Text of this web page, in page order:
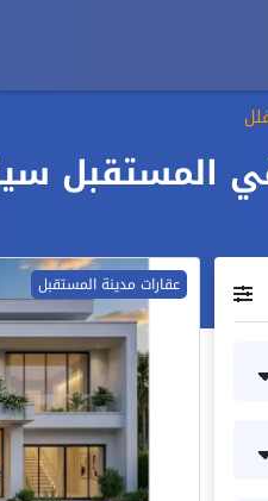
سيتي
عقارات مدينة المستقبل